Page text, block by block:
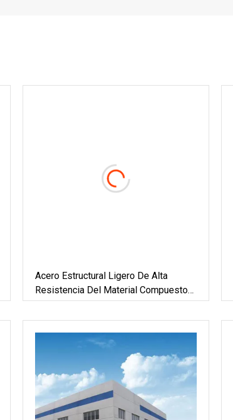
Acero Estructural Ligero De Alta
Resistencia Del Material Compuesto
FRP I